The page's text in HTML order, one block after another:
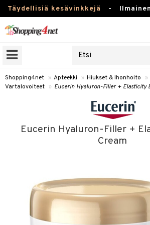
Täydellisiä kesävinkkejä -
Kauneudenhoito
Piilolinssit
Fitness
Lelut, Lapsi & Vauva
Tuotemerkkejä
Kampanjat
Shopping4net » Apteekki » Hiukset & Ihonhoito »
Vartalovoiteet » Eucerin Hyaluron-Filler + Elasticity
Eucerin Hyaluron-Filler +
Cream
& Ylety
& Teipit
/ Pistokset